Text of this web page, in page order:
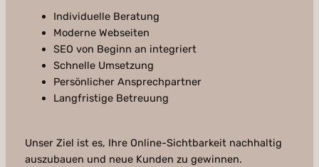
Individuelle Beratung
Moderne Webseiten
SEO von Beginn an integriert
Schnelle Umsetzung
Persönlicher Ansprechpartner
Langfristige Betreuung
Unser Ziel ist es, Ihre Online-Sichtbarkeit nachhaltig
auszubauen und neue Kunden zu gewinnen.